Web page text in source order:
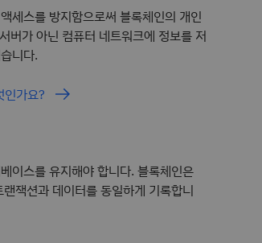
세스를 방지함으로써 블록체인의 개인
버가 아닌 컴퓨터 네트워크에 정보를 저
니다.
인가요?
이스를 유지해야 합니다. 블록체인은
잭션과 데이터를 동일하게 기록합니